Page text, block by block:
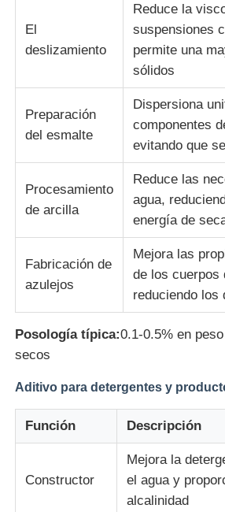
El
deslizamiento
Reduce la
suspensiones
permite una
sólidos
Preparación
del esmalte
Dispersiona
componentes
evitando que
Procesamiento
de arcilla
Reduce las
agua,
energía de
Fabricación de
azulejos
Mejora las
de los cuerpos
reduciendo los
Posología típica:0.1-0.5% en
secos
Aditivo para detergentes y
Función Descripción
Constructor
Mejora la
el agua y
alcalinidad